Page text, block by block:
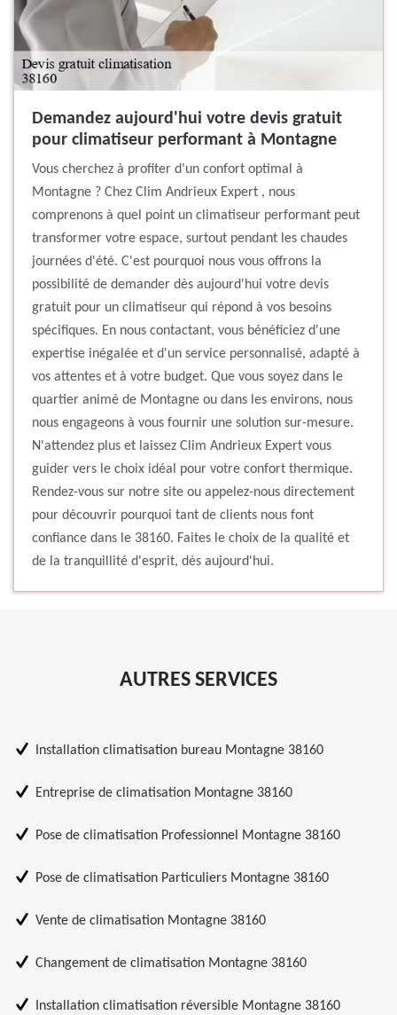
Demandez aujourd'hui votre devis gratuit
pour climatiseur performant à Montagne
Vous cherchez à profiter d'un confort optimal à
Montagne ? Chez Clim Andrieux Expert , nous
comprenons à quel point un climatiseur performant peut
transformer votre espace, surtout pendant les chaudes
journées d'été. C'est pourquoi nous vous offrons la
possibilité de demander dès aujourd'hui votre devis
gratuit pour un climatiseur qui répond à vos besoins
spécifiques. En nous contactant, vous bénéficiez d'une
expertise inégalée et d'un service personnalisé, adapté à
vos attentes et à votre budget. Que vous soyez dans le
quartier animé de Montagne ou dans les environs, nous
nous engageons à vous fournir une solution sur-mesure.
N'attendez plus et laissez Clim Andrieux Expert vous
guider vers le choix idéal pour votre confort thermique.
Rendez-vous sur notre site ou appelez-nous directement
pour découvrir pourquoi tant de clients nous font
confiance dans le 38160. Faites le choix de la qualité et
de la tranquillité d'esprit, dès aujourd'hui.
AUTRES SERVICES
Installation climatisation bureau Montagne 38160
Entreprise de climatisation Montagne 38160
Pose de climatisation Professionnel Montagne 38160
Pose de climatisation Particuliers Montagne 38160
Vente de climatisation Montagne 38160
Changement de climatisation Montagne 38160
Installation climatisation réversible Montagne 38160